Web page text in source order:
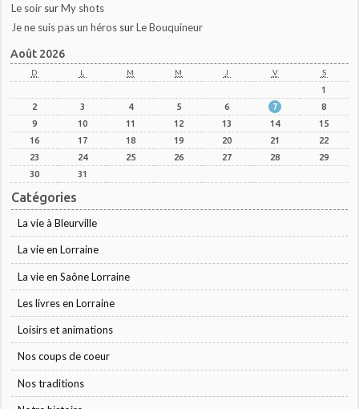
Le soir surMy shots
Je ne suis pas un héros surLe Bouquineur
Août 2026
D L M M J V S
1
2
3 4 5 6 7
8
9
10 11 12 13 14
15
16
17 18 19 20 21
22
23
24 25 26 27 28
29
30
31
Catégories
La vie à Bleurville
La vie en Lorraine
La vie en Saône Lorraine
Les livres en Lorraine
Loisirs et animations
Nos coups de coeur
Nos traditions